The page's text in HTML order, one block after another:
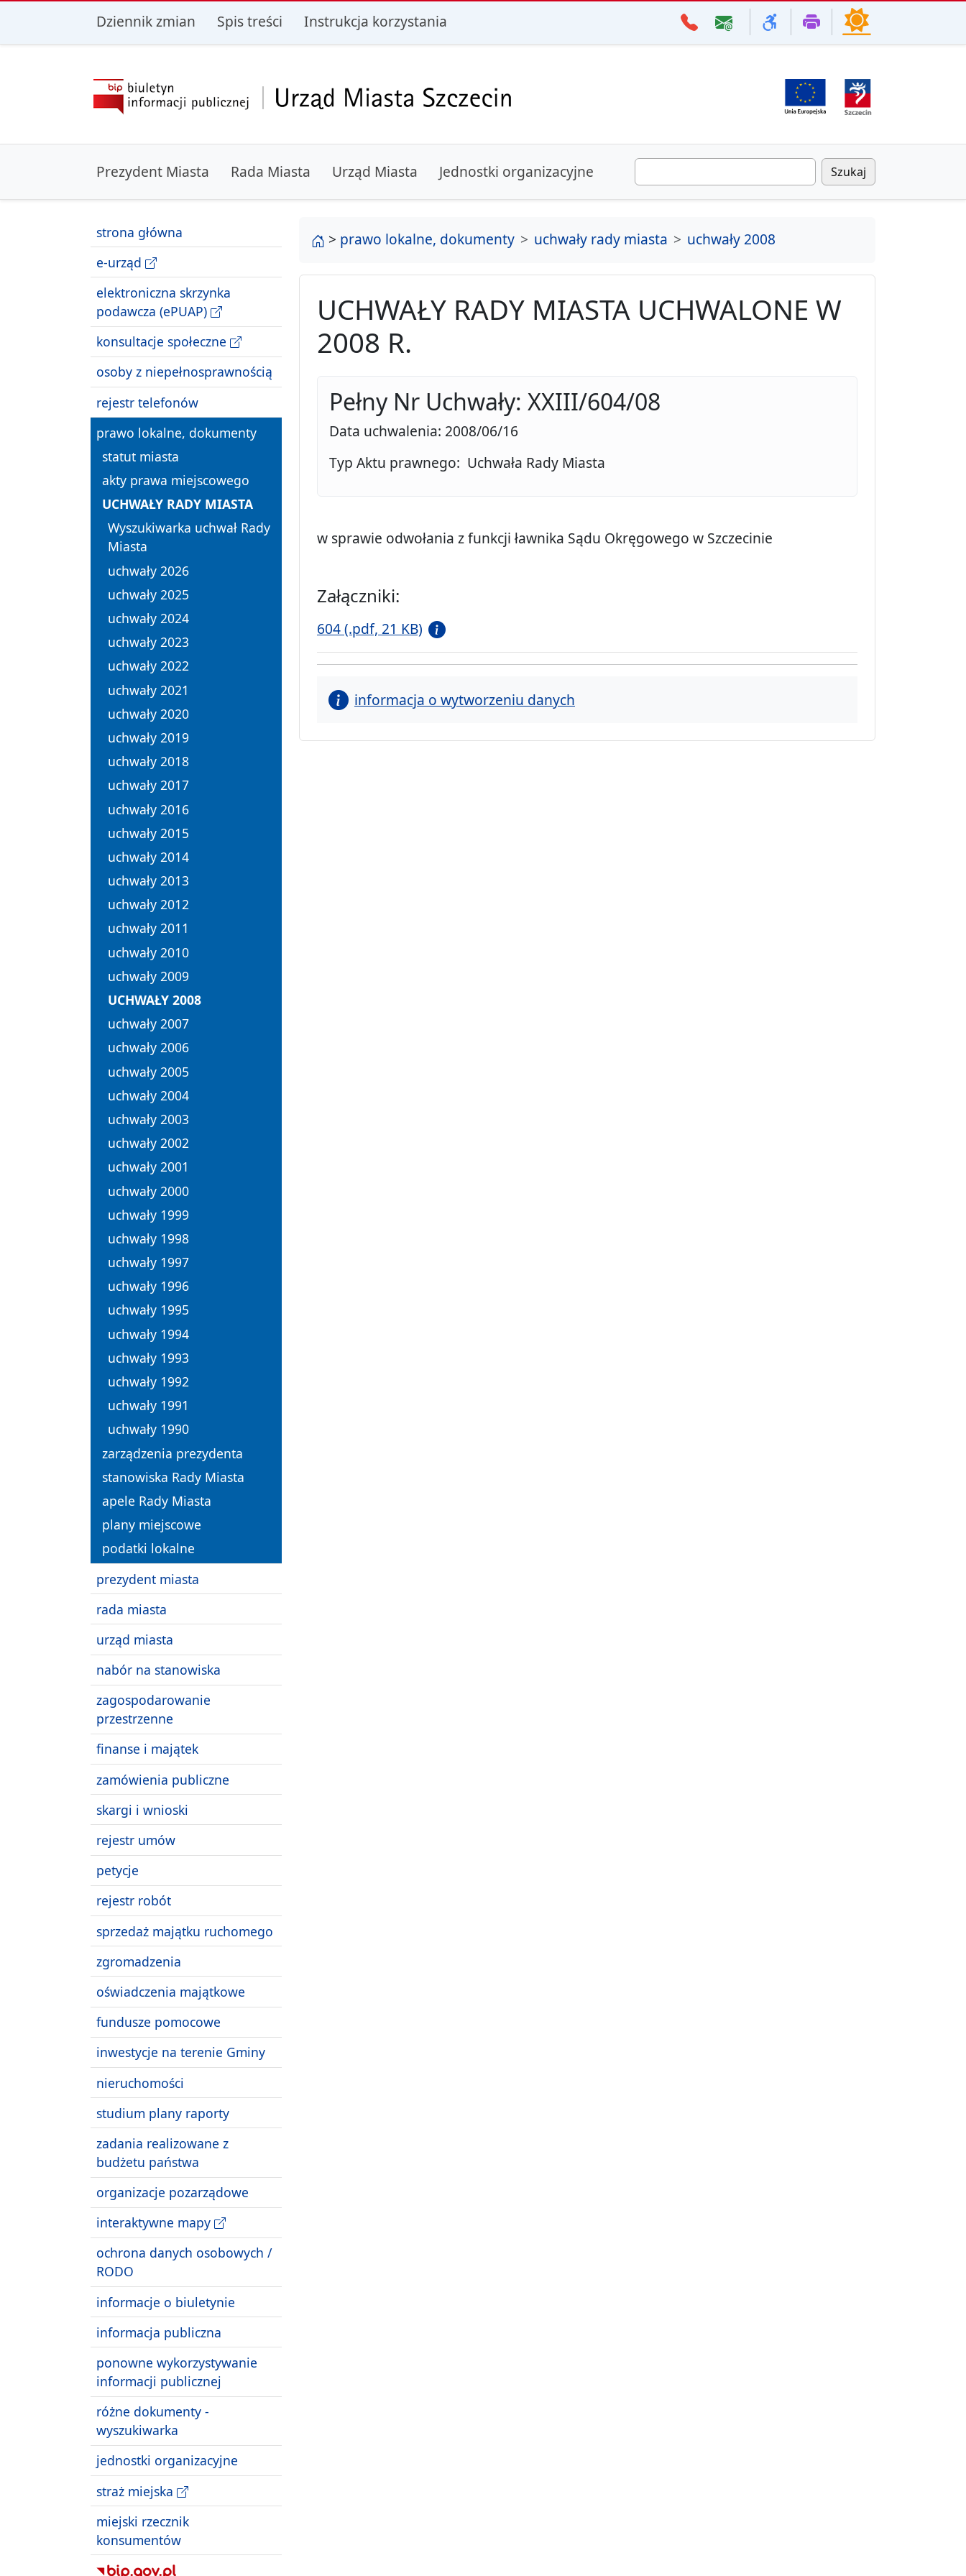
przejdź do głównego menu przejdź do treści
Dziennik zmian Spis treści Instrukcja korzystania
Prezydent Miasta Rada Miasta Urząd Miasta Jednostki organizacyjne Szukaj
strona główna
e-urząd
elektroniczna skrzynka
podawcza (ePUAP)
konsultacje społeczne
osoby z niepełnosprawnością
rejestr telefonów
prawo lokalne, dokumenty
statut miasta
akty prawa miejscowego
UCHWAŁY RADY MIASTA
Wyszukiwarka uchwał Rady
Miasta
uchwały 2026
uchwały 2025
uchwały 2024
uchwały 2023
uchwały 2022
uchwały 2021
uchwały 2020
uchwały 2019
uchwały 2018
uchwały 2017
uchwały 2016
uchwały 2015
uchwały 2014
uchwały 2013
uchwały 2012
uchwały 2011
uchwały 2010
uchwały 2009
UCHWAŁY 2008
uchwały 2007
uchwały 2006
uchwały 2005
uchwały 2004
uchwały 2003
uchwały 2002
uchwały 2001
uchwały 2000
uchwały 1999
uchwały 1998
uchwały 1997
uchwały 1996
uchwały 1995
uchwały 1994
uchwały 1993
uchwały 1992
uchwały 1991
uchwały 1990
zarządzenia prezydenta
stanowiska Rady Miasta
apele Rady Miasta
plany miejscowe
podatki lokalne
prezydent miasta
rada miasta
urząd miasta
nabór na stanowiska
zagospodarowanie
przestrzenne
finanse i majątek
zamówienia publiczne
skargi i wnioski
rejestr umów
petycje
rejestr robót
sprzedaż majątku ruchomego
zgromadzenia
oświadczenia majątkowe
fundusze pomocowe
inwestycje na terenie Gminy
nieruchomości
studium plany raporty
zadania realizowane z
budżetu państwa
organizacje pozarządowe
interaktywne mapy
ochrona danych osobowych /
RODO
informacje o biuletynie
informacja publiczna
ponowne wykorzystywanie
informacji publicznej
różne dokumenty -
wyszukiwarka
jednostki organizacyjne
straż miejska
miejski rzecznik
konsumentów
strona główna
> prawo lokalne, dokumenty uchwały rady miasta uchwały 2008
UCHWAŁY RADY MIASTA UCHWALONE W
2008 R.
Pełny Nr Uchwały: XXIII/604/08
Data uchwalenia: 2008/06/16
Typ Aktu prawnego: Uchwała Rady Miasta
w sprawie odwołania z funkcji ławnika Sądu Okręgowego w Szczecinie
Załączniki:
604 (.pdf, 21 KB)
informacja o wytworzeniu danych